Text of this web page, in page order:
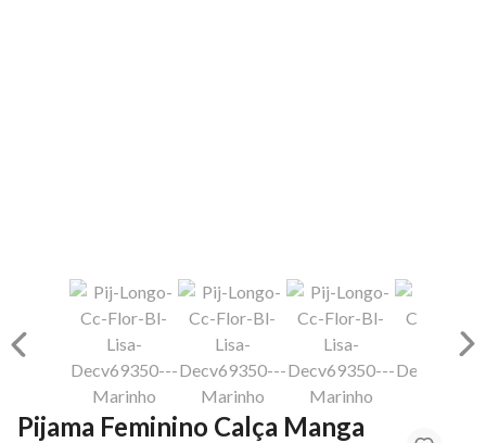
Pijama Feminino Calça Manga